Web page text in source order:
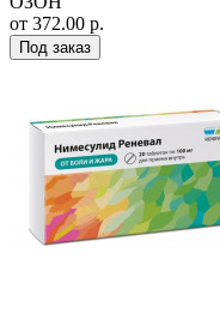
от 372.00 р.
Под заказ